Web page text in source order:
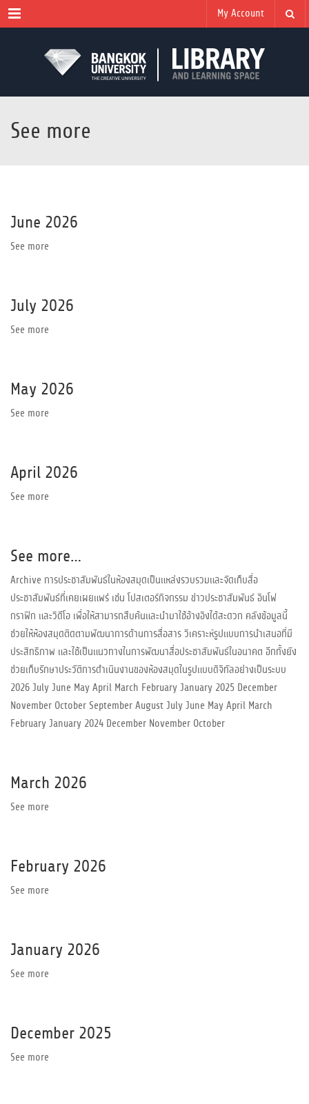
Menu My Account
See more
June 2026
See more
July 2026
See more
May 2026
See more
April 2026
See more
See more…
Archive การประชาสัมพันธ์ในห้องสมุดเป็นแหล่งรวบรวมและจัดเก็บสื่อ
ประชาสัมพันธ์ที่เคยเผยแพร่ เช่น โปสเตอร์กิจกรรม ข่าวประชาสัมพันธ์ อินโฟ
กราฟิก และวิดีโอ เพื่อให้สามารถสืบค้นและนำมาใช้อ้างอิงได้สะดวก คลังข้อมูลนี้
ช่วยให้ห้องสมุดติดตามพัฒนาการด้านการสื่อสาร วิเคราะห์รูปแบบการนำเสนอที่มี
ประสิทธิภาพ และใช้เป็นแนวทางในการพัฒนาสื่อประชาสัมพันธ์ในอนาคต อีกทั้งยัง
ช่วยเก็บรักษาประวัติการดำเนินงานของห้องสมุดในรูปแบบดิจิทัลอย่างเป็นระบบ
2026 July June May April March February January 2025 December
November October September August July June May April March
February January 2024 December November October
March 2026
See more
February 2026
See more
January 2026
See more
December 2025
See more